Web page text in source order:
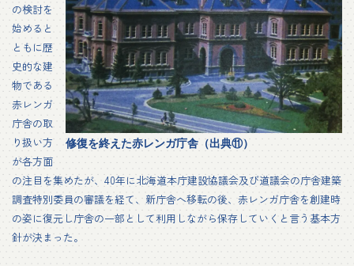
修復を終えた赤レンガ庁舎（出典⑪）
の検討を
始めると
ともに歴
史的な建
物である
赤レンガ
庁舎の取
り扱い方
が各方面
の注目を集めたが、40年に北海道本庁建設協議会及び道議会の庁舎建築
調査特別委員の審議を経て、新庁舎へ移転の後、赤レンガ庁舎を創建時
の姿に復元し庁舎の一部として利用しながら保存していくと言う基本方
針が決まった。